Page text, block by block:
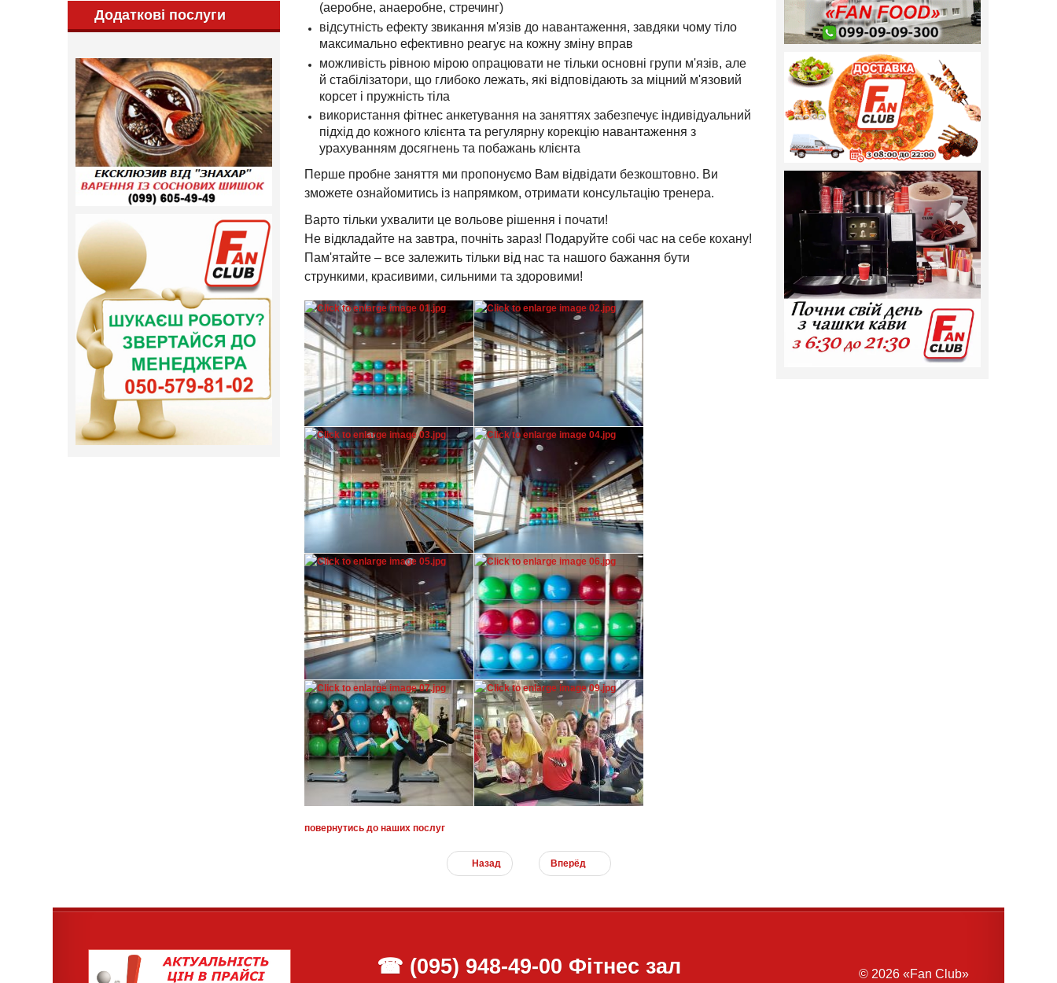
(аеробне, анаеробне, стречинг)
відсутність ефекту звикання м'язів до навантаження, завдяки чому тіло
максимально ефективно реагує на кожну зміну вправ
можливість рівною мірою опрацювати не тільки основні групи м'язів, але
й стабілізатори, що глибоко лежать, які відповідають за міцний м'язовий
корсет і пружність тіла
використання фітнес анкетування на заняттях забезпечує індивідуальний
підхід до кожного клієнта та регулярну корекцію навантаження з
урахуванням досягнень та побажань клієнта
Перше пробне заняття ми пропонуємо Вам відвідати безкоштовно. Ви
зможете ознайомитись із напрямком, отримати консультацію тренера.
Варто тільки ухвалити це вольове рішення і почати!
Не відкладайте на завтра, почніть зараз! Подаруйте собі час на себе кохану!
Пам'ятайте – все залежить тільки від нас та нашого бажання бути
стрункими, красивими, сильними та здоровими!
повернутись до наших послуг
Назад Вперёд
Додаткові послуги
☎ (095) 948-49-00 Фітнес зал © 2026 «Fan Club»